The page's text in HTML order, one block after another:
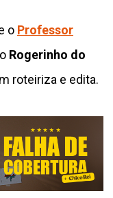
o Professor
Rogerinho do
roteiriza e edita.